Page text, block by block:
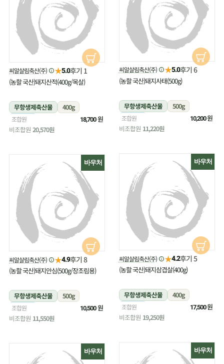
씨알살림축산(주) ★5.0후기 6
(농할 국산)돼지사태(500g)
무항생제축산물
500g
냉장
조합원 10,200원
비조합원 11,220원
씨알살림축산(주) ★5.0후기 1
(농할 국산)돼지산적(400g/목살)
무항생제축산물
400g
냉장
조합원 18,700원
비조합원 20,570원
바우처
씨알살림축산(주) ★4.2후기 5
(농할 국산)돼지삼겹살(400g)
무항생제축산물
400g
냉장
조합원 17,500원
비조합원 19,250원
바우처
씨알살림축산(주) ★4.9후기 8
(농할 국산)돼지안심(500g/장조림용)
무항생제축산물
500g
냉장
조합원 10,500원
비조합원 11,550원
바우처
바우처